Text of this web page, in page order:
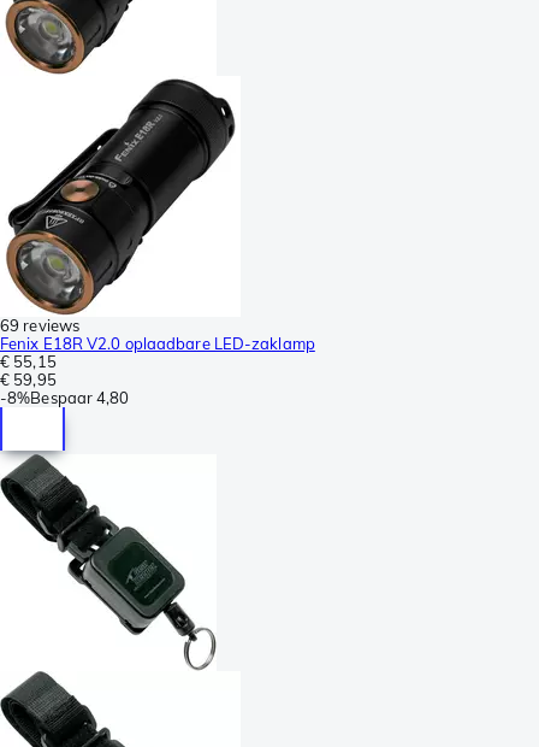
69 reviews
Fenix E18R V2.0 oplaadbare LED-zaklamp
€ 55,15
€ 59,95
-8%Bespaar4,80